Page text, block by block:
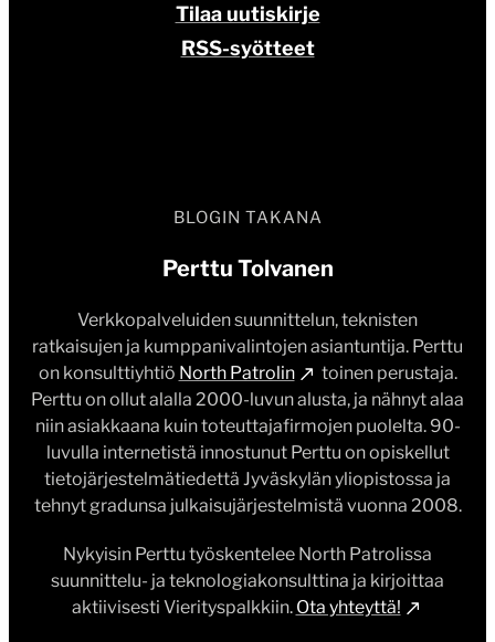
BLOGIN TAKANA
Perttu Tolvanen
Verkkopalveluiden suunnittelun, teknisten
ratkaisujen ja kumppanivalintojen asiantuntija. Perttu
on konsulttiyhtiö North Patrolin
toinen perustaja.
Perttu on ollut alalla 2000-luvun alusta, ja nähnyt alaa
niin asiakkaana kuin toteuttajafirmojen puolelta. 90-
luvulla internetistä innostunut Perttu on opiskellut
tietojärjestelmätiedettä Jyväskylän yliopistossa ja
tehnyt gradunsa julkaisujärjestelmistä vuonna 2008.
Nykyisin Perttu työskentelee North Patrolissa
suunnittelu- ja teknologiakonsulttina ja kirjoittaa
aktiivisesti Vierityspalkkiin. Ota yhteyttä!
Tilaa uutiskirje
RSS-syötteet